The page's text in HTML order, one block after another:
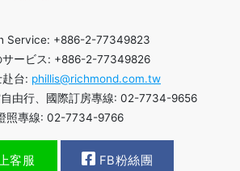
Service: +886-2-77349823
サービス: +886-2-77349826
台: phillis@richmond.com.tw
由行、國際訂房專線: 02-7734-9656
照專線: 02-7734-9766
客服 FB粉絲團